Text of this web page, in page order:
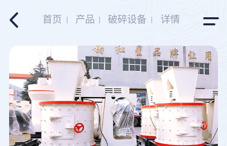
首页 产品 破碎设备 详情